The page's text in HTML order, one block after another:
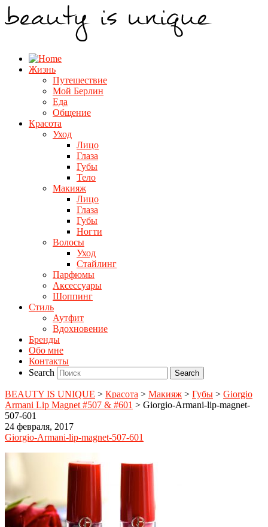
Жизнь
Путешествие
Мой Берлин
Еда
Общение
Красота
Уход
Лицо
Глаза
Губы
Тело
Макияж
Лицо
Глаза
Губы
Ногти
Волосы
Уход
Стайлинг
Парфюмы
Аксессуары
Шоппинг
Стиль
Аутфит
Вдохновение
Бренды
Обо мне
Контакты
Search
BEAUTY IS UNIQUE > Красота > Макияж > Губы > Giorgio
Armani Lip Magnet #507 & #601 > Giorgio-Armani-lip-magnet-
507-601
24 февраля, 2017
Giorgio-Armani-lip-magnet-507-601